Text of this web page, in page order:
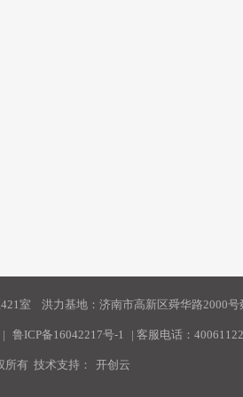
室 洪力基地：济南市高新区舜华路2000号
| 鲁ICP备16042217号-1 | 客服电话：
所有 技术支持： 开创云